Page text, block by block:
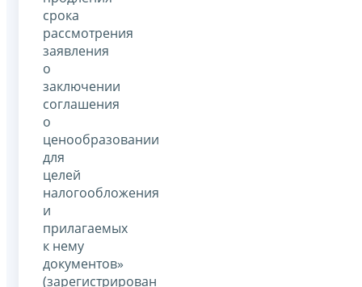
срока
рассмотрения
заявления
о
заключении
соглашения
о
ценообразовании
для
целей
налогообложения
и
прилагаемых
к нему
документов»
(зарегистрирован